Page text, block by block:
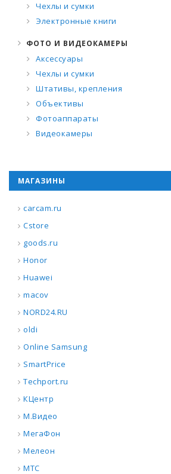
Чехлы и сумки
Электронные книги
ФОТО И ВИДЕОКАМЕРЫ
Аксессуары
Чехлы и сумки
Штативы, крепления
Объективы
Фотоаппараты
Видеокамеры
МАГАЗИНЫ
carcam.ru
Cstore
goods.ru
Honor
Huawei
macov
NORD24.RU
oldi
Online Samsung
SmartPrice
Techport.ru
КЦентр
М.Видео
МегаФон
Мелеон
МТС